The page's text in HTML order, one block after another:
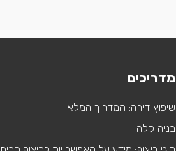
מדריכים
שיפוץ דירה: המדריך המלא
בניה קלה